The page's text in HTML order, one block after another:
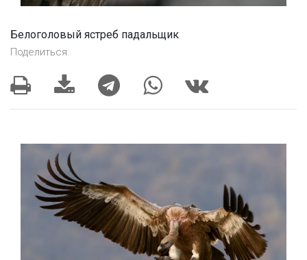
Белоголовый ястреб падальщик
Поделиться: